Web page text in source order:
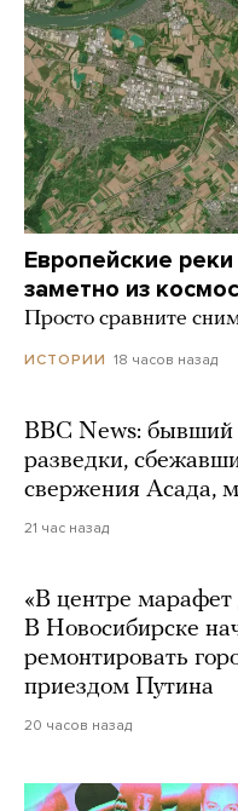
Европейские
заметно из
Просто сравните
ИСТОРИИ 18 часов назад
BBC News: бывший
разведки,
свержения Асада,
21 час назад
«В центре марафет
В Новосибирске
ремонтировать
приездом Путина
20 часов назад